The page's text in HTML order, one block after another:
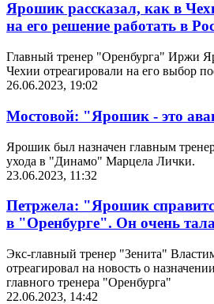
Ярошик рассказал, как в
на его решение работать в
Главный тренер "Оренбурга" Иржи
Чехии отреагировали на его выбор
26.06.2023, 19:02
Мостовой: "Ярошик - это
Ярошик был назначен главным
ухода в "Динамо" Марцела Лички.
23.06.2023, 11:32
Петржела: "Ярошик
в "Оренбурге". Он очень
Экс-главный тренер "Зенита"
отреагировал на новость о
главного тренера "Оренбурга"
22.06.2023, 14:42